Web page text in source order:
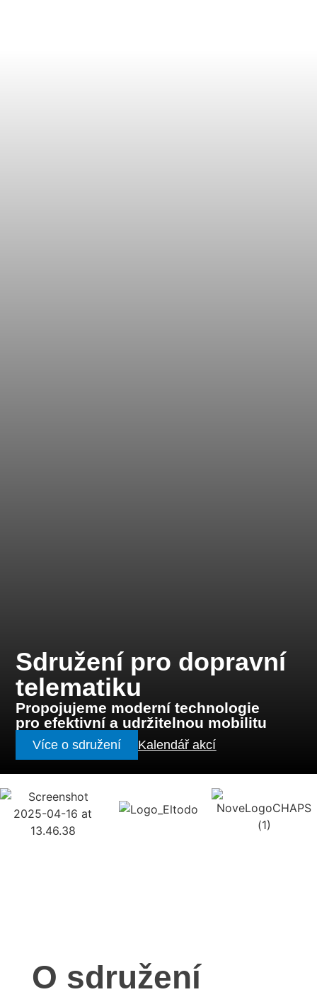
Sdružení pro dopravní
telematiku
Propojujeme moderní technologie
pro efektivní a udržitelnou mobilitu
Více o sdružení Kalendář akcí
O sdružení